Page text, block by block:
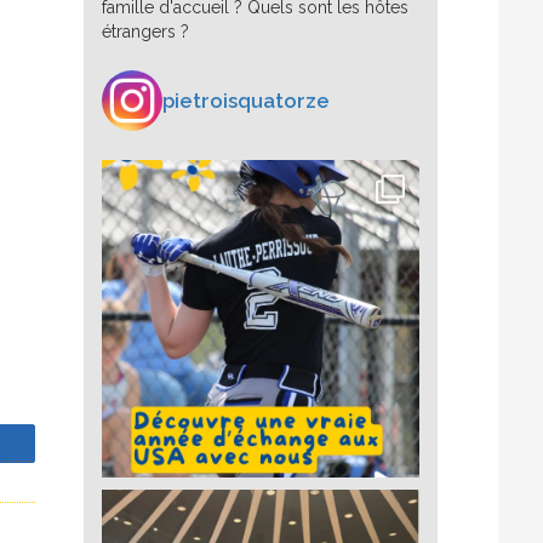
famille d'accueil ? Quels sont les hôtes
étrangers ?
pietroisquatorze